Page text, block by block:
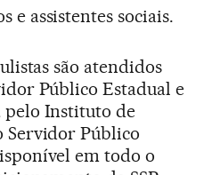
e assistentes sociais.
são atendidos
Público Estadual e
pelo Instituto de
Servidor Público
em todo o